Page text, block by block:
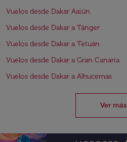
Vuelos desde Dakar Aaiún
Vuelos desde Dakar a Tánger
Vuelos desde Dakar a Tetuán
Vuelos desde Dakar a Gran Canaria
Vuelos desde Dakar a Alhucemas
Ver más